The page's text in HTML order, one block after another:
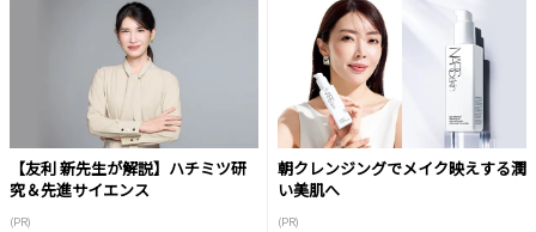
【友利 新先生が解説】ハチミツ研
究＆先進サイエンス
(PR)
朝クレンジングでメイク映えする潤
い美肌へ
(PR)